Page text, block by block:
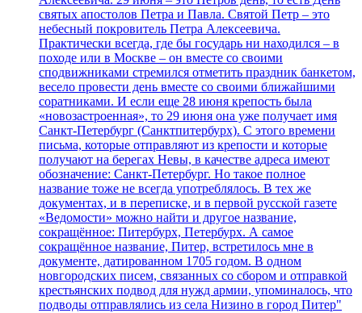
святых апостолов Петра и Павла. Святой Петр – это
небесный покровитель Петра Алексеевича.
Практически всегда, где бы государь ни находился – в
походе или в Москве – он вместе со своими
сподвижниками стремился отметить праздник банкетом,
весело провести день вместе со своими ближайшими
соратниками. И если еще 28 июня крепость была
«новозастроенная», то 29 июня она уже получает имя
Санкт-Петербург (Санктпитербурх). С этого времени
письма, которые отправляют из крепости и которые
получают на берегах Невы, в качестве адреса имеют
обозначение: Санкт-Петербург. Но такое полное
название тоже не всегда употреблялось. В тех же
документах, и в переписке, и в первой русской газете
«Ведомости» можно найти и другое название,
сокращённое: Питербурх, Петербурх. А самое
сокращённое название, Питер, встретилось мне в
документе, датированном 1705 годом. В одном
новгородских писем, связанных со сбором и отправкой
крестьянских подвод для нужд армии, упоминалось, что
подводы отправлялись из села Низино в город Питер"